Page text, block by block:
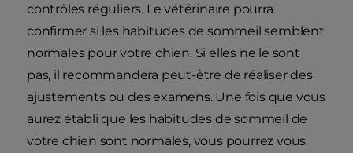
contrôles réguliers. Le vétérinaire pourra
confirmer si les habitudes de sommeil semblent
normales pour votre chien. Si elles ne le sont
pas, il recommandera peut-être de réaliser des
ajustements ou des examens. Une fois que vous
aurez établi que les habitudes de sommeil de
votre chien sont normales, vous pourrez vous